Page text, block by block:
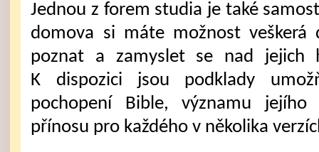
Jednou z forem studia je také
domova si máte možnost veškerá
poznat a zamyslet se nad jejich
K dispozici jsou podklady
pochopení Bible, významu jejího
přínosu pro každého v několika